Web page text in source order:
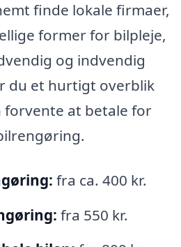
finde lokale firmaer,
former for bilpleje,
og indvendig
du et hurtigt overblik
forvente at betale for
fra ca. 400 kr.
fra 550 kr.